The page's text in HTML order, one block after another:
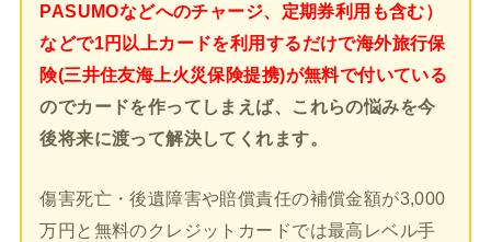
PASUMOなどへのチャージ、定期券利用も含む）
などで1円以上カードを利用するだけで海外旅行保
険(三井住友海上火災保険提携)が無料で付いている
のでカードを作ってしまえば、これらの悩みを今
後将来に渡って解決してくれます。
傷害死亡・後遺障害や賠償責任の補償金額が3,000
万円と無料のクレジットカードでは最高レベル手